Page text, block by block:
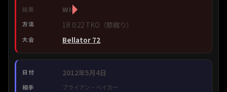
WIN
1R 0:22 TKO（膝蹴り）
Bellator 72
2012年5月4日
ブライアン・ベイカー